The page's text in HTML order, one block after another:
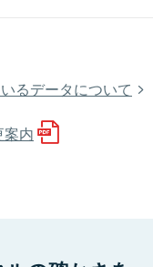
るデータについて
内